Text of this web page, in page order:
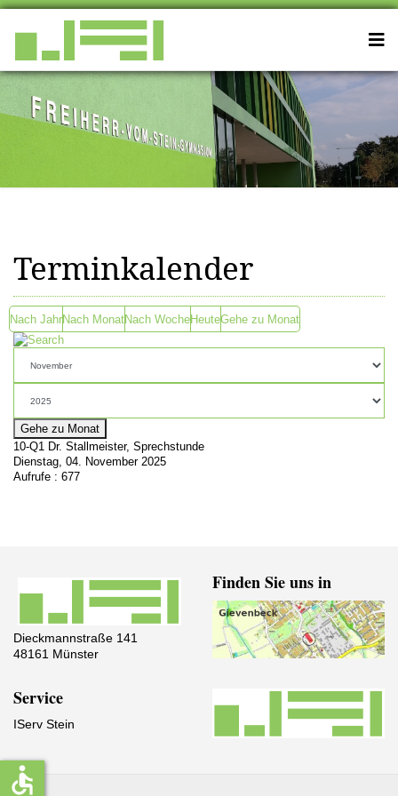
Terminkalender
Nach JahrNach MonatNach WocheHeuteGehe zu Monat
Gehe zu Monat
10-Q1 Dr. Stallmeister, Sprechstunde
Dienstag, 04. November 2025
Aufrufe : 677
Dieckmannstraße 141
48161 Münster
Finden Sie uns in
Service
IServ Stein
accessible